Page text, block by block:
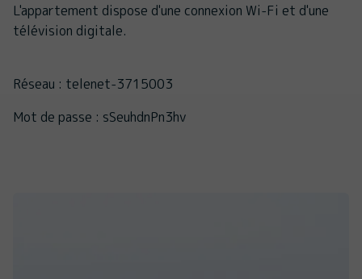
L'appartement dispose d'une connexion Wi-Fi et d'une
télévision digitale.
Réseau : telenet-3715003
Mot de passe : sSeuhdnPn3hv